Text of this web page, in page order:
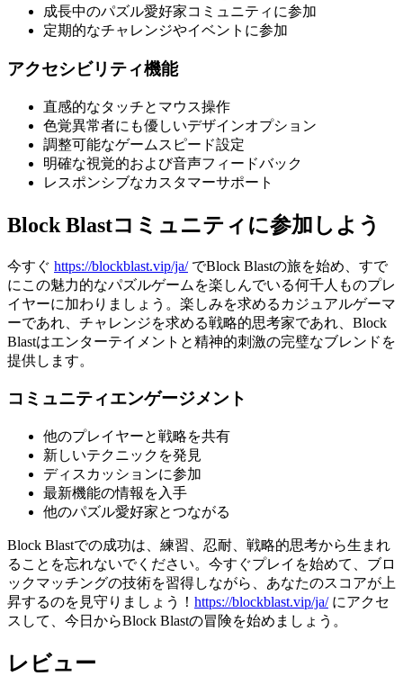
成長中のパズル愛好家コミュニティに参加
定期的なチャレンジやイベントに参加
アクセシビリティ機能
直感的なタッチとマウス操作
色覚異常者にも優しいデザインオプション
調整可能なゲームスピード設定
明確な視覚的および音声フィードバック
レスポンシブなカスタマーサポート
Block Blastコミュニティに参加しよう
今すぐ https://blockblast.vip/ja/でBlock Blastの旅を始め、すで
にこの魅力的なパズルゲームを楽しんでいる何千人ものプレ
イヤーに加わりましょう。楽しみを求めるカジュアルゲーマ
ーであれ、チャレンジを求める戦略的思考家であれ、Block
Blastはエンターテイメントと精神的刺激の完璧なブレンドを
提供します。
コミュニティエンゲージメント
他のプレイヤーと戦略を共有
新しいテクニックを発見
ディスカッションに参加
最新機能の情報を入手
他のパズル愛好家とつながる
Block Blastでの成功は、練習、忍耐、戦略的思考から生まれ
ることを忘れないでください。今すぐプレイを始めて、ブロ
ックマッチングの技術を習得しながら、あなたのスコアが上
昇するのを見守りましょう！ https://blockblast.vip/ja/にアクセ
スして、今日からBlock Blastの冒険を始めましょう。
レビュー